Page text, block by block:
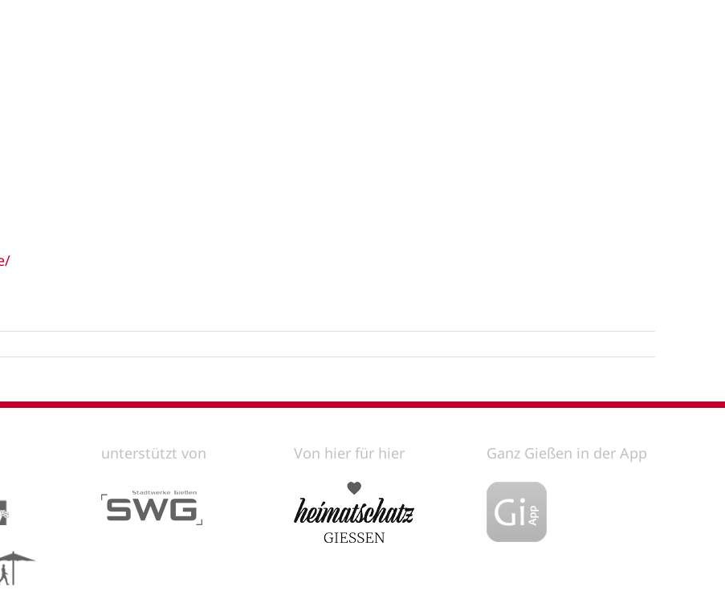
unterstützt von Von hier für hier Ganz Gießen in der App